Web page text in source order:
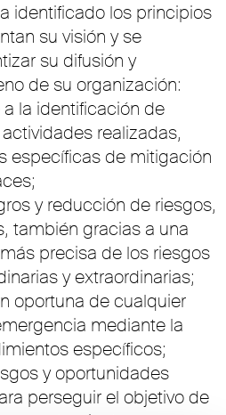
identificado los principios
su visión y se
su difusión y
de su organización:
la identificación de
realizadas,
específicas de mitigación
y reducción de riesgos,
también gracias a una
precisa de los riesgos
y extraordinarias;
oportuna de cualquier
mediante la
específicos;
y oportunidades
perseguir el objetivo de